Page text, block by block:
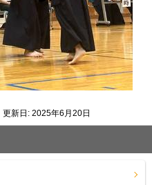
更新日: 2025年6月20日